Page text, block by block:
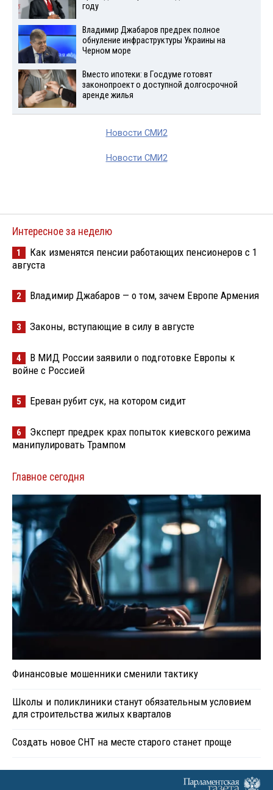
году
Владимир Джабаров предрек полное
обнуление инфраструктуры Украины на
Черном море
Вместо ипотеки: в Госдуме готовят
законопроект о доступной долгосрочной
аренде жилья
Новости СМИ2
Новости СМИ2
Интересное за неделю
1
Как изменятся пенсии работающих пенсионеров с 1
августа
2 Владимир Джабаров — о том, зачем Европе Армения
3 Законы, вступающие в силу в августе
4
В МИД России заявили о подготовке Европы к
войне с Россией
5 Ереван рубит сук, на котором сидит
6
Эксперт предрек крах попыток киевского режима
манипулировать Трампом
Главное сегодня
Финансовые мошенники сменили тактику
Школы и поликлиники станут обязательным условием
для строительства жилых кварталов
Создать новое СНТ на месте старого станет проще